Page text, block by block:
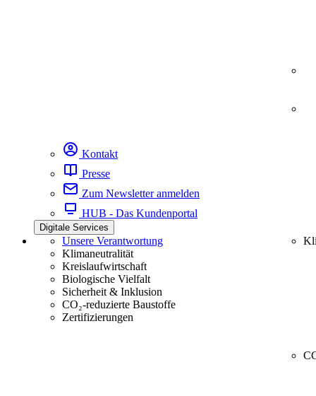
Kontakt
Presse
Zum Newsletter anmelden
HUB - Das Kundenportal
Digitale Services
Unsere Verantwortung
Klimaneutralität
Kreislaufwirtschaft
Biologische Vielfalt
Sicherheit & Inklusion
CO₂-reduzierte Baustoffe
Zertifizierungen